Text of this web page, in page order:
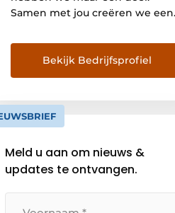
Samen met jou creëren we een
is. Met alle comfort die je nodig
hebt, binnen en buiten. Jouw
woongeluk staat op nr. 1. Dat
producten, ervaren vakmensen
en een serviceverhaal waarop je
Bekijk Bedrijfsprofiel
Meld u aan om nieuws &
updates te ontvangen.